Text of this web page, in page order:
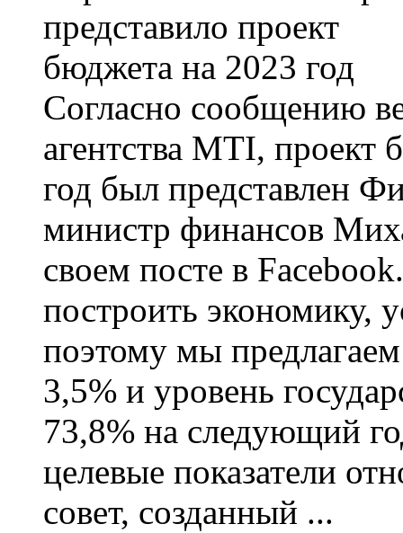
Согласно сообщению
агентства MTI, проект
год был представлен
министр финансов
своем посте в
построить экономику,
поэтому мы
3,5% и уровень
73,8% на следующий
целевые показатели
совет, созданный ...